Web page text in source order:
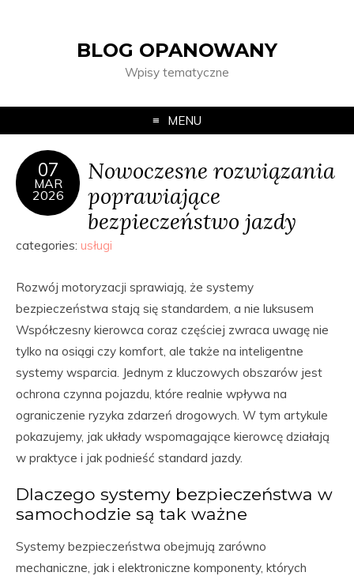
BLOG OPANOWANY
Wpisy tematyczne
MENU
07
MAR
2026
Nowoczesne rozwiązania
poprawiające
bezpieczeństwo jazdy
categories: usługi
Rozwój motoryzacji sprawiają, że systemy
bezpieczeństwa stają się standardem, a nie luksusem
Współczesny kierowca coraz częściej zwraca uwagę nie
tylko na osiągi czy komfort, ale także na inteligentne
systemy wsparcia. Jednym z kluczowych obszarów jest
ochrona czynna pojazdu, które realnie wpływa na
ograniczenie ryzyka zdarzeń drogowych. W tym artykule
pokazujemy, jak układy wspomagające kierowcę działają
w praktyce i jak podnieść standard jazdy.
Dlaczego systemy bezpieczeństwa w
samochodzie są tak ważne
Systemy bezpieczeństwa obejmują zarówno
mechaniczne, jak i elektroniczne komponenty, których